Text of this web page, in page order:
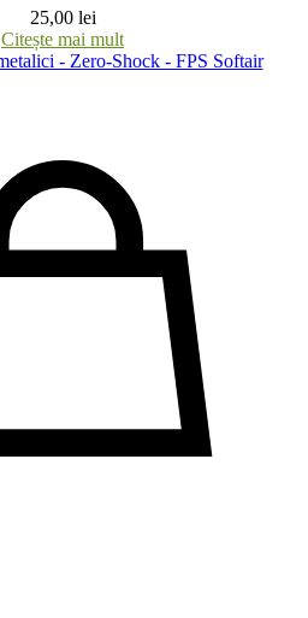
25,00 lei
Citește mai mult